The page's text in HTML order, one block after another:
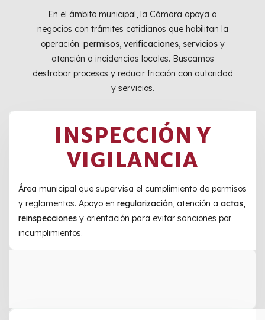
En el ámbito municipal, la Cámara apoya a
negocios con trámites cotidianos que habilitan la
operación: permisos, verificaciones, serviciosy
atención a incidencias locales. Buscamos
destrabar procesos y reducir fricción con autoridad
y servicios.
INSPECCIÓN Y
VIGILANCIA
Área municipal que supervisa el cumplimiento de permisos
y reglamentos. Apoyo en regularización, atención a actas,
reinspecciones y orientación para evitar sanciones por
incumplimientos.